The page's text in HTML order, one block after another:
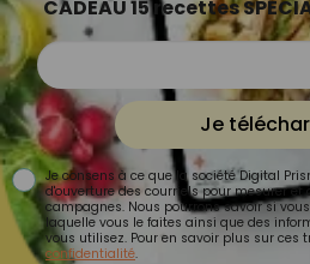
CADEAU 15 recettes
Je
Je consens à ce que la société Digital
d'ouverture des courriels pour mesurer
campagnes. Nous pourrons savoir si
laquelle vous le faites ainsi que des
vous utilisez. Pour en savoir plus sur ces
confidentialité.